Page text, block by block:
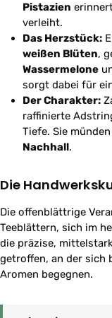
Pistazien
verleiht.
Das Herzstück:
weißen Blüten,
Wassermelone
sorgt dabei für
Der Charakter:
raffinierte
Tiefe. Sie
Nachhall.
Die
Die offenblättrige
Teeblättern, sich im
die präzise,
getroffen, an der sich
Aromen begegnen.